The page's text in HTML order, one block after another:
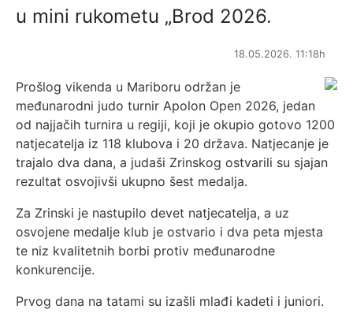
u mini rukometu „Brod 2026.
18.05.2026. 11:18h
Prošlog vikenda u Mariboru održan je
međunarodni judo turnir Apolon Open 2026, jedan
od najjačih turnira u regiji, koji je okupio gotovo 1200
natjecatelja iz 118 klubova i 20 država. Natjecanje je
trajalo dva dana, a judaši Zrinskog ostvarili su sjajan
rezultat osvojivši ukupno šest medalja.
Za Zrinski je nastupilo devet natjecatelja, a uz
osvojene medalje klub je ostvario i dva peta mjesta
te niz kvalitetnih borbi protiv međunarodne
konkurencije.
Prvog dana na tatami su izašli mlađi kadeti i juniori.